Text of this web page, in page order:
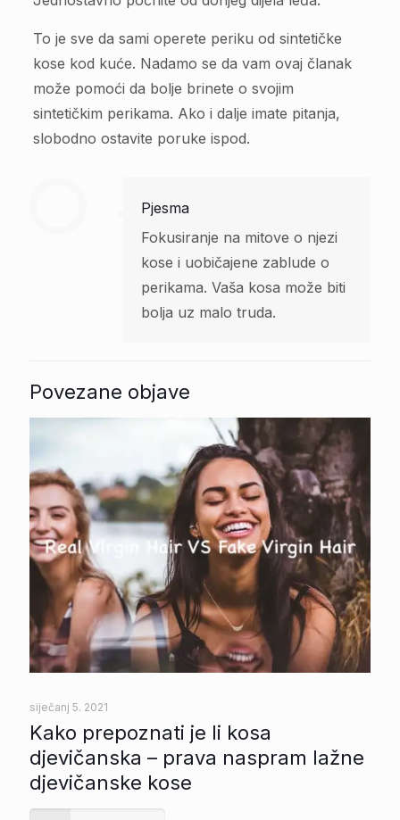
To je sve da sami operete periku od sintetičke
kose kod kuće. Nadamo se da vam ovaj članak
može pomoći da bolje brinete o svojim
sintetičkim perikama. Ako i dalje imate pitanja,
slobodno ostavite poruke ispod.
Pjesma
Fokusiranje na mitove o njezi
kose i uobičajene zablude o
perikama. Vaša kosa može biti
bolja uz malo truda.
Povezane objave
siječanj 5. 2021
Kako prepoznati je li kosa
djevičanska – prava naspram lažne
djevičanske kose